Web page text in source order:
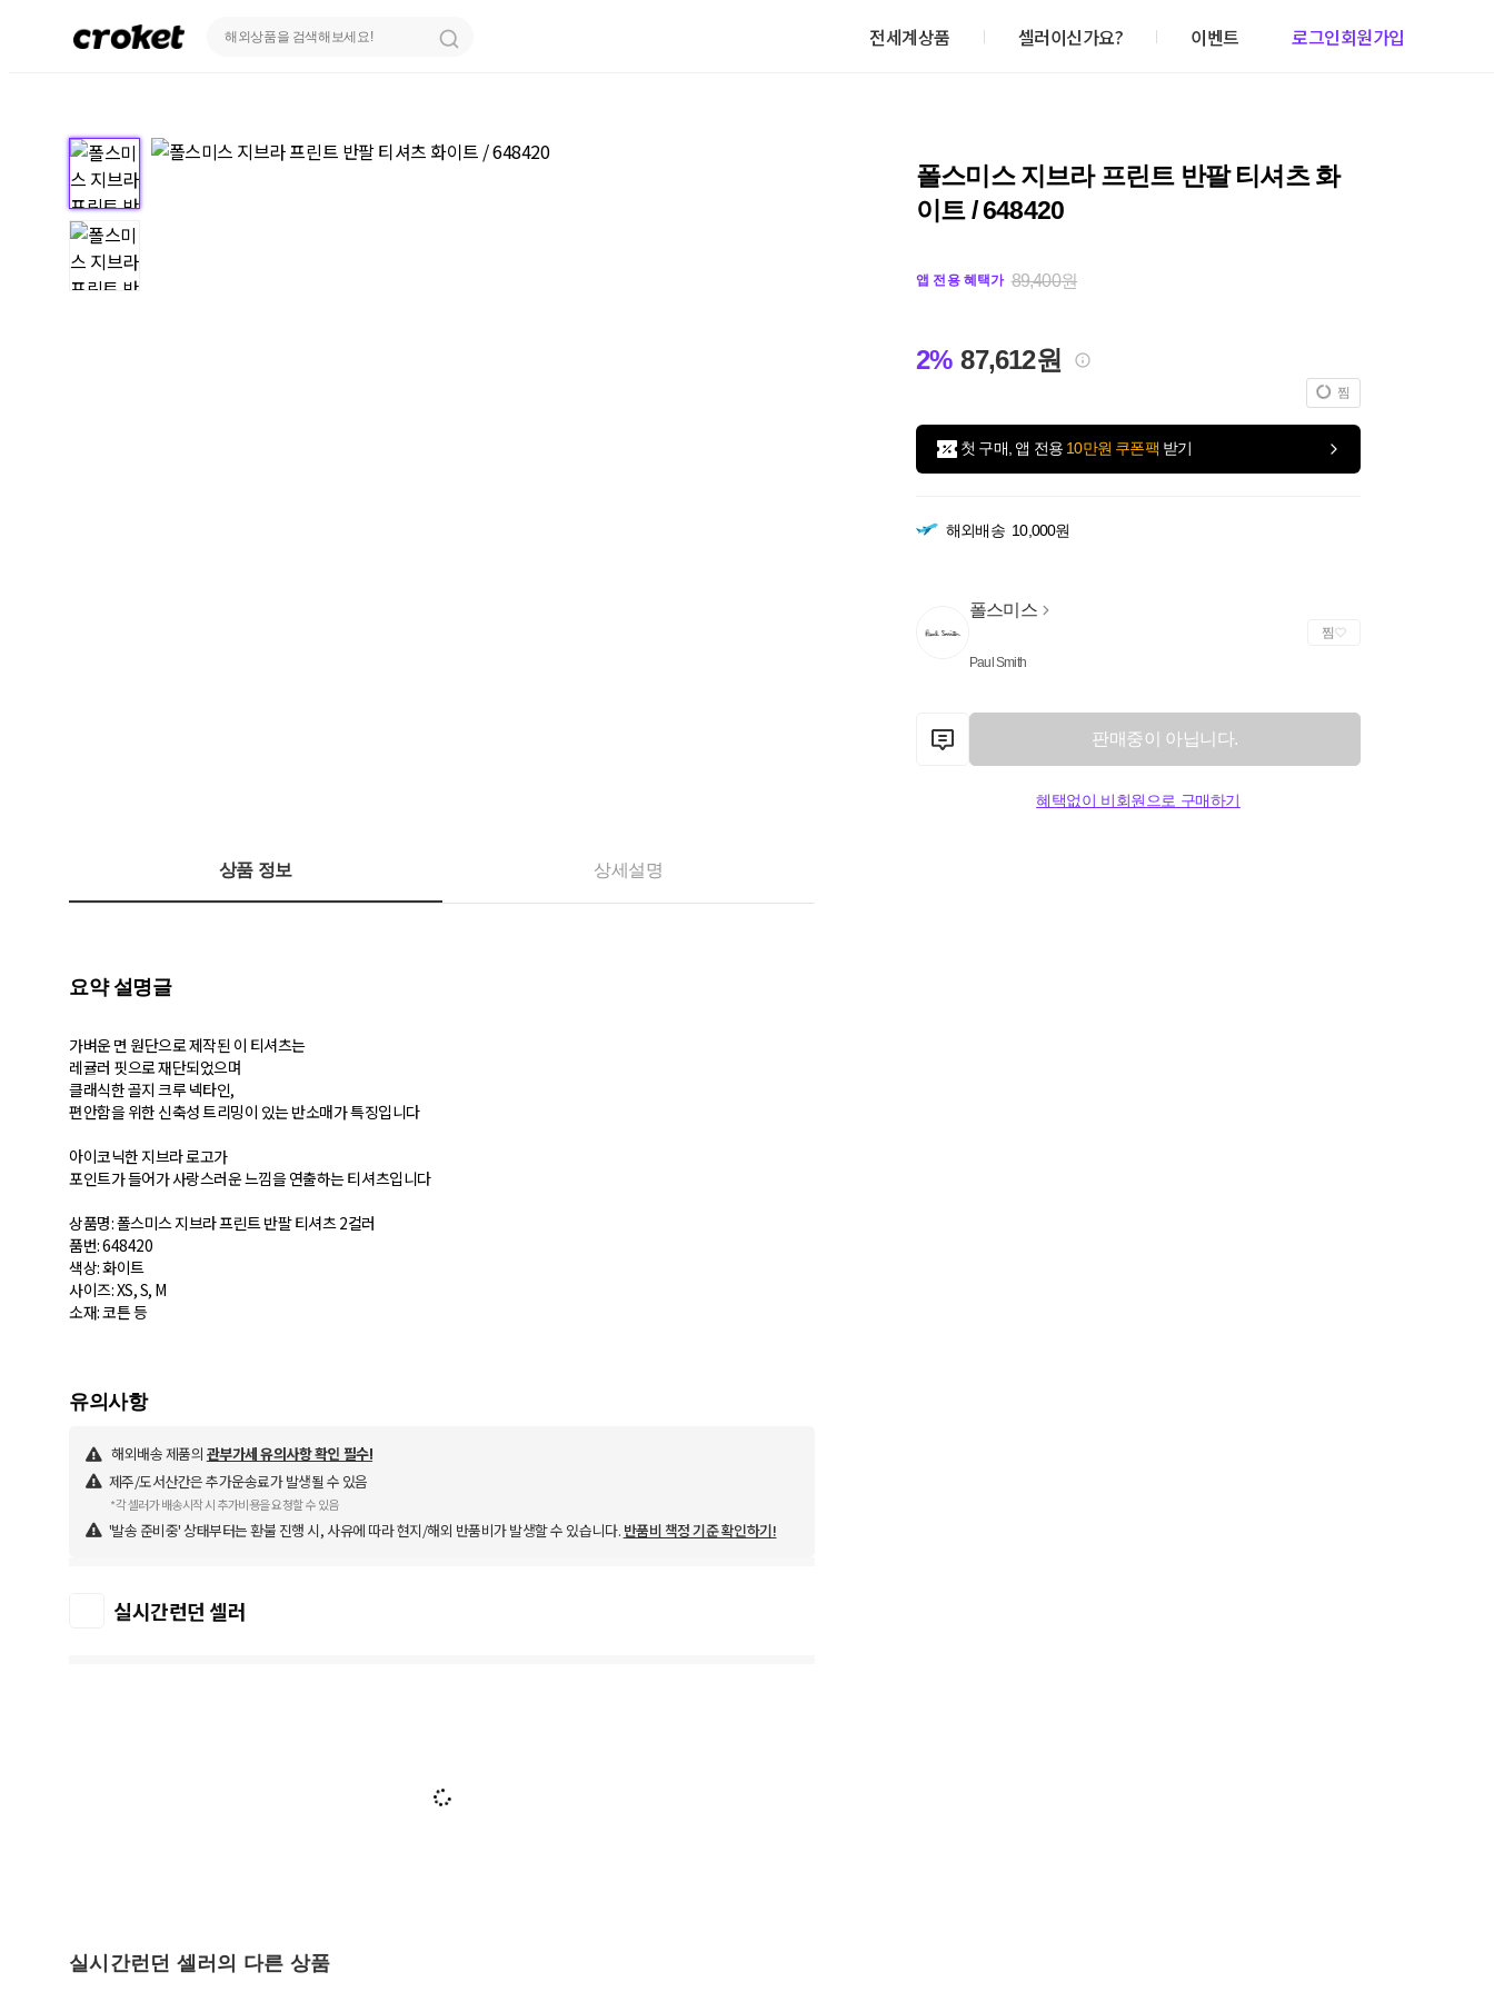
전세계상품 셀러이신가요? 이벤트 로그인회원가입
폴스미스 지브라 프린트 반팔 티셔츠 화
이트 / 648420
앱 전용 혜택가 89,400원
2% 87,612원
찜
첫 구매, 앱 전용 10만원 쿠폰팩 받기
해외배송 10,000원
폴스미스
Paul Smith
찜
판매중이 아닙니다.
혜택없이 비회원으로 구매하기
상품 정보 상세설명
요약 설명글
가벼운 면 원단으로 제작된 이 티셔츠는
레귤러 핏으로 재단되었으며
클래식한 골지 크루 넥타인,
편안함을 위한 신축성 트리밍이 있는 반소매가 특징입니다
아이코닉한 지브라 로고가
포인트가 들어가 사랑스러운 느낌을 연출하는 티셔츠입니다
상품명: 폴스미스 지브라 프린트 반팔 티셔츠 2컬러
품번: 648420
색상: 화이트
사이즈: XS, S, M
소재: 코튼 등
유의사항
해외배송 제품의 관부가세 유의사항 확인 필수!
제주/도서산간은 추가운송료가 발생될 수 있음
*각 셀러가 배송시작 시 추가비용을 요청할 수 있음
'발송 준비중' 상태부터는 환불 진행 시, 사유에 따라 현지/해외 반품비가 발생할 수 있습니다. 반품비 책정 기준 확인하기!
실시간런던 셀러
실시간런던 셀러의 다른 상품